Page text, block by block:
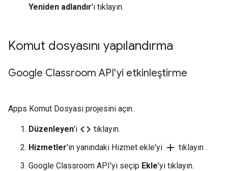
Yeniden adlandır'ı tıklayın.
Komut dosyasını yapılandırma
Google Classroom API'yi etkinleştirme
Apps Komut Dosyası projesini açın.
Düzenleyen'i code tıklayın.
Hizmetler'in yanındaki Hizmet ekle'yi add tıklayın .
Google Classroom API'yi seçip Ekle'yi tıklayın.